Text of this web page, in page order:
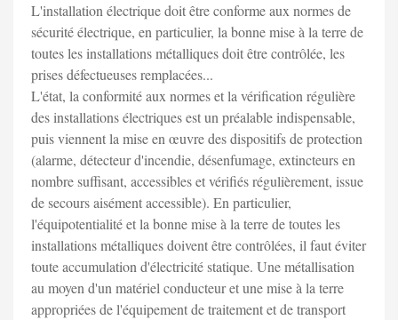
L'installation électrique doit être conforme aux normes de
sécurité électrique, en particulier, la bonne mise à la terre de
toutes les installations métalliques doit être contrôlée, les
prises défectueuses remplacées...
L'état, la conformité aux normes et la vérification régulière
des installations électriques est un préalable indispensable,
puis viennent la mise en œuvre des dispositifs de protection
(alarme, détecteur d'incendie, désenfumage, extincteurs en
nombre suffisant, accessibles et vérifiés régulièrement, issue
de secours aisément accessible). En particulier,
l'équipotentialité et la bonne mise à la terre de toutes les
installations métalliques doivent être contrôlées, il faut éviter
toute accumulation d'électricité statique. Une métallisation
au moyen d'un matériel conducteur et une mise à la terre
appropriées de l'équipement de traitement et de transport